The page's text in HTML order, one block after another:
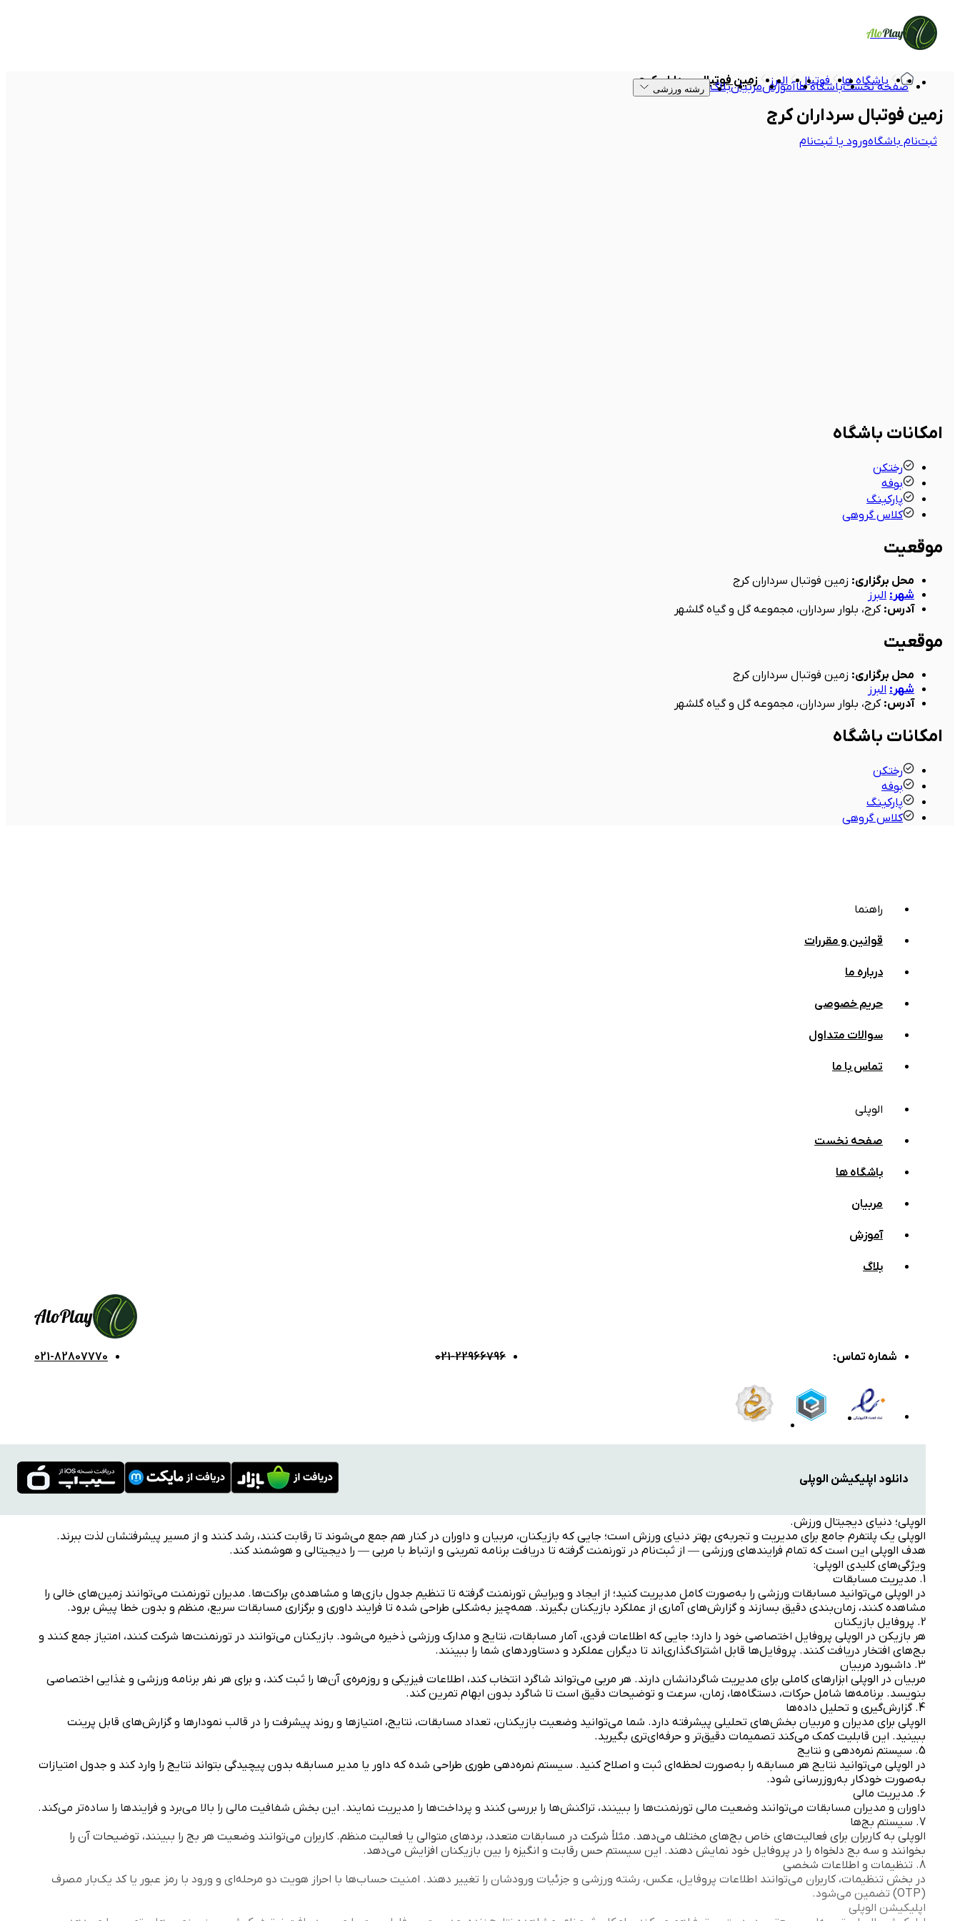
AloPlay
صفحه نخستباشگاه هاآموزشمربیانبلاگ رشته ورزشی
ثبت‌نام باشگاهورود یا ثبت‌نام
باشگاه ها فوتبال البرز زمین فوتبال سرداران کرج
زمین فوتبال سرداران کرج
امکانات باشگاه
رختکن
بوفه
پارکینگ
کلاس گروهی
موقعیت
محل برگزاری: زمین فوتبال سرداران کرج
شهر : البرز
آدرس: کرج، بلوار سرداران، مجموعه گل و گیاه گلشهر
موقعیت
محل برگزاری: زمین فوتبال سرداران کرج
شهر : البرز
آدرس: کرج، بلوار سرداران، مجموعه گل و گیاه گلشهر
امکانات باشگاه
رختکن
بوفه
پارکینگ
کلاس گروهی
راهنما
قوانین و مقررات
درباره ما
حریم خصوصی
سوالات متداول
تماس با ما
الوپلی
صفحه نخست
باشگاه ها
مربیان
آموزش
بلاگ
AloPlay
شماره تماس:
021-22966796
021-82807770
دانلود اپلیکیشن الوپلی
الوپلی؛ دنیای دیجیتال ورزش.
الوپلی یک پلتفرم جامع برای مدیریت و تجربه‌ی بهتر دنیای ورزش است؛ جایی که بازیکنان، مربیان و داوران در کنار هم جمع می‌شوند تا رقابت کنند، رشد کنند و از مسیر پیشرفتشان لذت ببرند.
هدف الوپلی این است که تمام فرایندهای ورزشی — از ثبت‌نام در تورنمنت گرفته تا دریافت برنامه تمرینی و ارتباط با مربی — را دیجیتالی و هوشمند کند.
ویژگی‌های کلیدی الوپلی:
1. مدیریت مسابقات
در الوپلی می‌توانید مسابقات ورزشی را به‌صورت کامل مدیریت کنید؛ از ایجاد و ویرایش تورنمنت گرفته تا تنظیم جدول بازی‌ها و مشاهده‌ی براکت‌ها. مدیران تورنمنت می‌توانند زمین‌های خالی را
مشاهده کنند، زمان‌بندی دقیق بسازند و گزارش‌های آماری از عملکرد بازیکنان بگیرند. همه‌چیز به‌شکلی طراحی شده تا فرایند داوری و برگزاری مسابقات سریع، منظم و بدون خطا پیش برود.
2. پروفایل بازیکنان
هر بازیکن در الوپلی پروفایل اختصاصی خود را دارد؛ جایی که اطلاعات فردی، آمار مسابقات، نتایج و مدارک ورزشی ذخیره می‌شود. بازیکنان می‌توانند در تورنمنت‌ها شرکت کنند، امتیاز جمع کنند و
بج‌های افتخار دریافت کنند. پروفایل‌ها قابل اشتراک‌گذاری‌اند تا دیگران عملکرد و دستاوردهای شما را ببینند.
3. داشبورد مربیان
مربیان در الوپلی ابزارهای کاملی برای مدیریت شاگردانشان دارند. هر مربی می‌تواند شاگرد انتخاب کند، اطلاعات فیزیکی و روزمره‌ی آن‌ها را ثبت کند، و برای هر نفر برنامه ورزشی و غذایی اختصاصی
بنویسد. برنامه‌ها شامل حرکات، دستگاه‌ها، زمان، سرعت و توضیحات دقیق است تا شاگرد بدون ابهام تمرین کند.
4. گزارش‌گیری و تحلیل داده‌ها
الوپلی برای مدیران و مربیان بخش‌های تحلیلی پیشرفته دارد. شما می‌توانید وضعیت بازیکنان، تعداد مسابقات، نتایج، امتیازها و روند پیشرفت را در قالب نمودارها و گزارش‌های قابل پرینت
ببینید. این قابلیت کمک می‌کند تصمیمات دقیق‌تر و حرفه‌ای‌تری بگیرید.
5. سیستم نمره‌دهی و نتایج
در الوپلی می‌توانید نتایج هر مسابقه را به‌صورت لحظه‌ای ثبت و اصلاح کنید. سیستم نمره‌دهی طوری طراحی شده که داور یا مدیر مسابقه بدون پیچیدگی بتواند نتایج را وارد کند و جدول امتیازات
به‌صورت خودکار به‌روزرسانی شود.
6. مدیریت مالی
داوران و مدیران مسابقات می‌توانند وضعیت مالی تورنمنت‌ها را ببینند، تراکنش‌ها را بررسی کنند و پرداخت‌ها را مدیریت نمایند. این بخش شفافیت مالی را بالا می‌برد و فرایندها را ساده‌تر می‌کند.
7. سیستم بج‌ها
الوپلی به کاربران برای فعالیت‌های خاص بج‌های مختلف می‌دهد. مثلاً شرکت در مسابقات متعدد، بردهای متوالی یا فعالیت منظم. کاربران می‌توانند وضعیت هر بج را ببینند، توضیحات آن را
بخوانند و سه بج دلخواه را در پروفایل خود نمایش دهند. این سیستم حس رقابت و انگیزه را بین بازیکنان افزایش می‌دهد.
8. تنظیمات و اطلاعات شخصی
در بخش تنظیمات، کاربران می‌توانند اطلاعات پروفایل، عکس، رشته ورزشی و جزئیات ورودشان را تغییر دهند. امنیت حساب‌ها با احراز هویت دو مرحله‌ای و ورود با رمز عبور یا کد یک‌بار مصرف
(OTP) تضمین می‌شود.
اپلیکیشن الوپلی